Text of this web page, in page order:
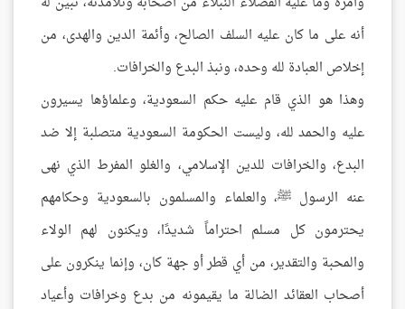
أنه على ما كان عليه السلف الصالح، وأئمة الدين والهدى، من
إخلاص العبادة لله وحده، ونبذ البدع والخرافات.
وهذا هو الذي قام عليه حكم السعودية، وعلماؤها يسيرون
عليه والحمد لله، وليست الحكومة السعودية متصلبة إلا ضد
البدع، والخرافات للدين الإسلامي، والغلو المفرط الذي نهى
عنه الرسول ﷺ، والعلماء والمسلمون بالسعودية وحكامهم
يحترمون كل مسلم احتراماً شديدًا، ويكنون لهم الولاء
والمحبة والتقدير، من أي قطر أو جهة كان، وإنما ينكرون على
أصحاب العقائد الضالة ما يقيمونه من بدع وخرافات وأعياد